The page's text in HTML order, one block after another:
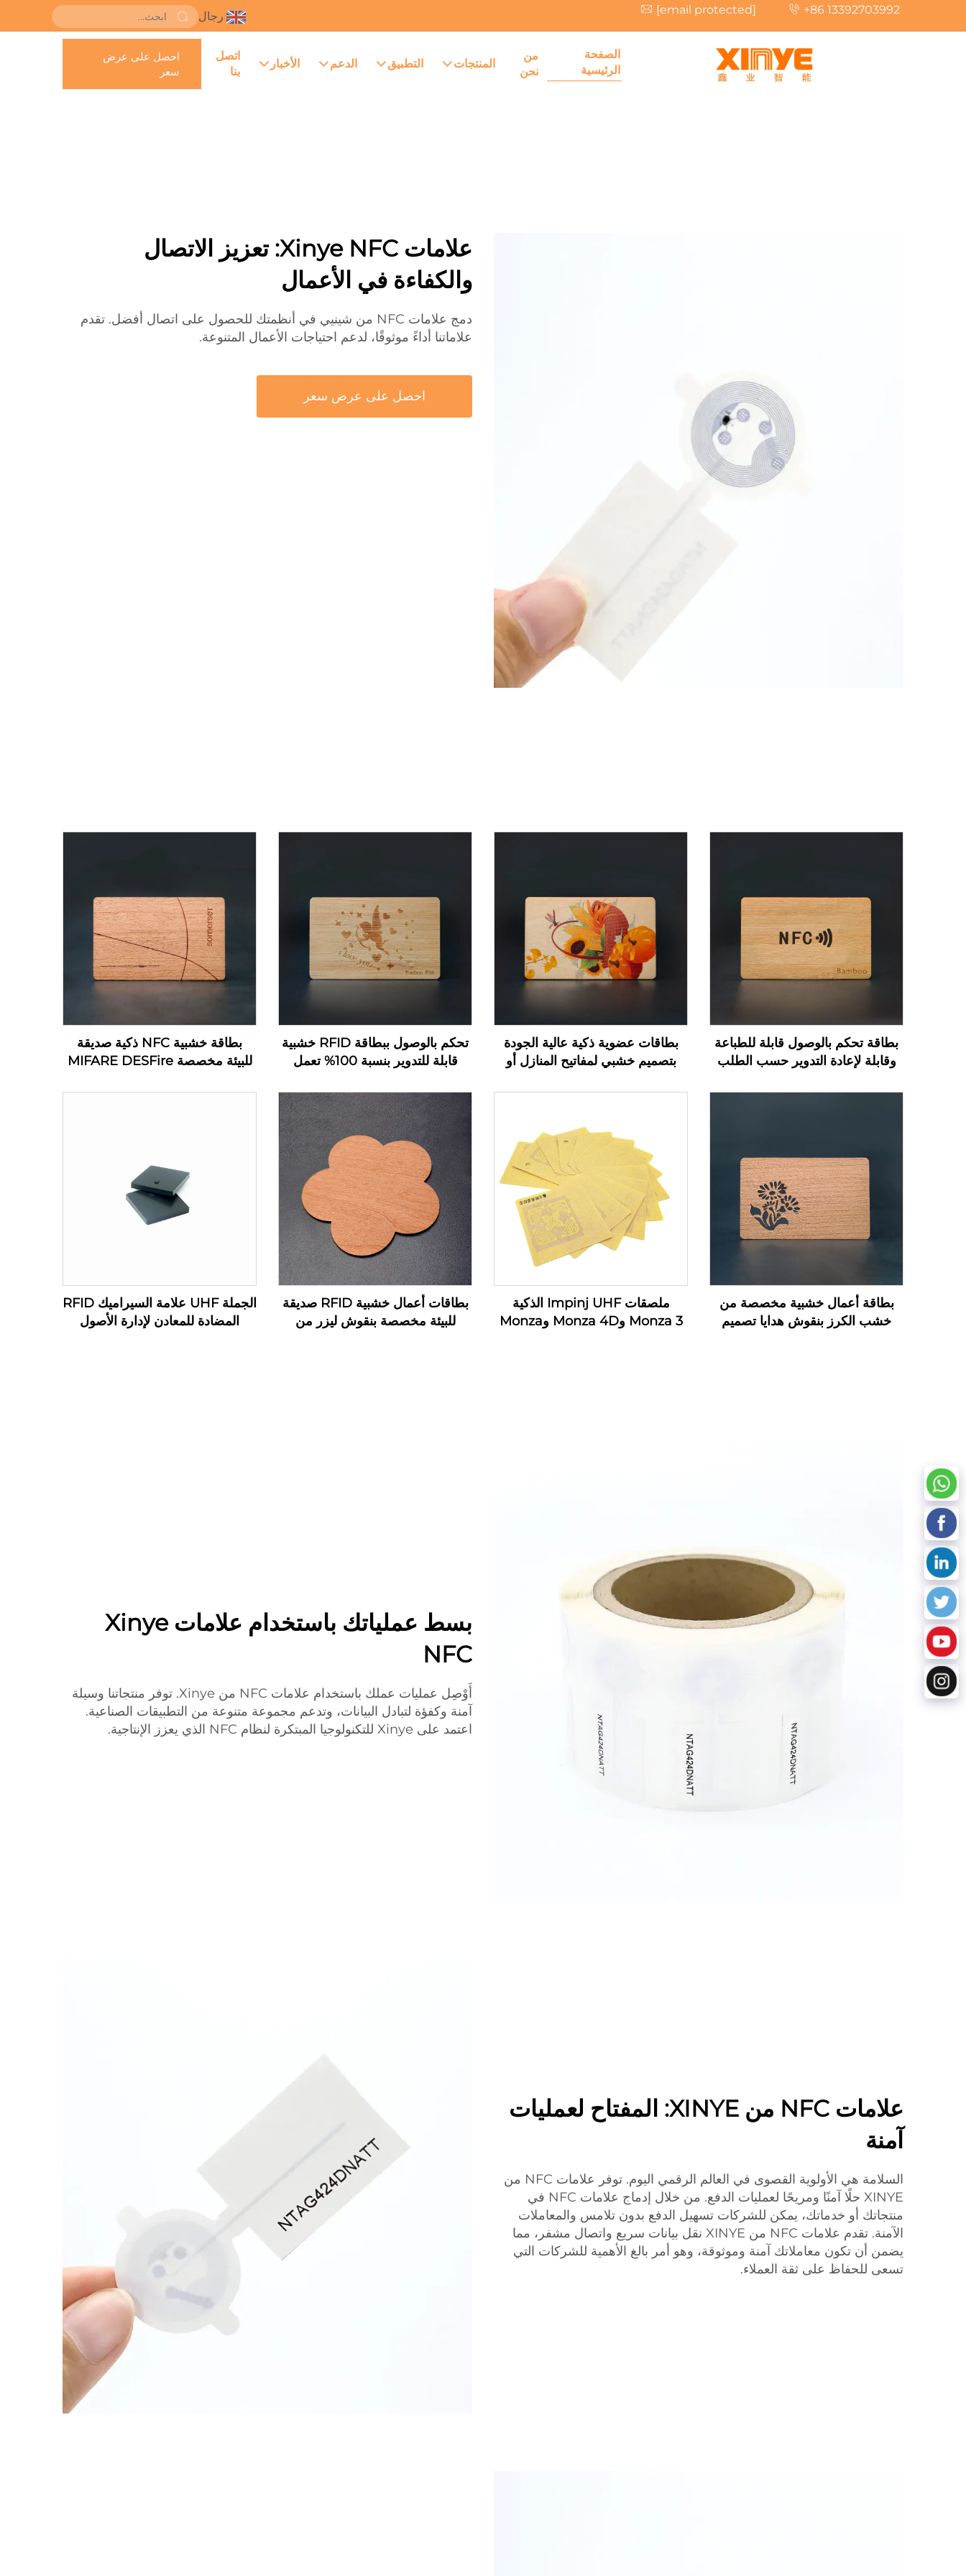
[email protected] +86 13392703992 رجال
الصفحة
الرئيسية
من
نحن
المنتجات التطبيق الدعم الأخبار
اتصل
بنا
احصل على عرض
سعر
علامات Xinye NFC: تعزيز الاتصال
والكفاءة في الأعمال
دمج علامات NFC من شينيي في أنظمتك للحصول على اتصال أفضل. تقدم
علاماتنا أداءً موثوقًا، لدعم احتياجات الأعمال المتنوعة.
احصل على عرض سعر
بطاقة تحكم بالوصول قابلة للطباعة
وقابلة لإعادة التدوير حسب الطلب
NFC خشبية فارغة مصممة للنقش
بطاقات عضوية ذكية عالية الجودة
بتصميم خشبي لمفاتيح المنازل أو
تحكم بالوصول ببطاقة RFID خشبية
قابلة للتدوير بنسبة 100% تعمل
كبطاقة مفتاح فندقية
بطاقة خشبية NFC ذكية صديقة
للبيئة مخصصة MIFARE DESFire
بطاقة أعمال خشبية مخصصة من
خشب الكرز بنقوش هدايا تصميم
ملصقات Impinj UHF الذكية
Monza 3 وMonza 4D وMonza
بطاقات أعمال خشبية RFID صديقة
للبيئة مخصصة بنقوش ليزر من
الجملة UHF علامة السيراميك RFID
المضادة للمعادن لإدارة الأصول
بسط عملياتك باستخدام علامات Xinye
NFC
أَوْصِل عمليات عملك باستخدام علامات NFC من Xinye. توفر منتجاتنا وسيلة
آمنة وكفؤة لتبادل البيانات، وتدعم مجموعة متنوعة من التطبيقات الصناعية.
اعتمد على Xinye للتكنولوجيا المبتكرة لنظام NFC الذي يعزز الإنتاجية.
علامات NFC من XINYE: المفتاح لعمليات
آمنة
السلامة هي الأولوية القصوى في العالم الرقمي اليوم. توفر علامات NFC من
XINYE حلًا آمنًا ومريحًا لعمليات الدفع. من خلال إدماج علامات NFC في
منتجاتك أو خدماتك، يمكن للشركات تسهيل الدفع بدون تلامس والمعاملات
الآمنة. تقدم علامات NFC من XINYE نقل بيانات سريع واتصال مشفر، مما
يضمن أن تكون معاملاتك آمنة وموثوقة، وهو أمر بالغ الأهمية للشركات التي
تسعى للحفاظ على ثقة العملاء.